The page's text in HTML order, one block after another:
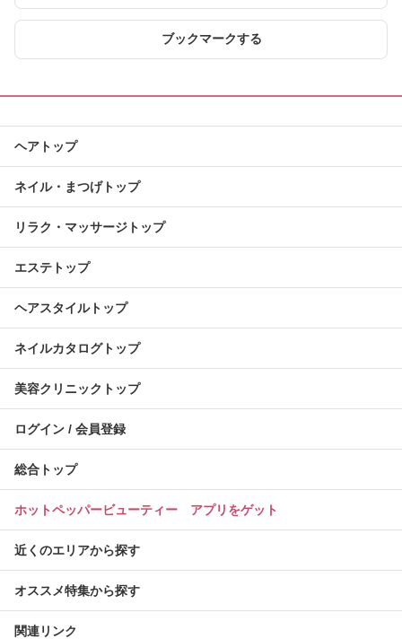
ブックマークする
ヘアトップ
ネイル・まつげトップ
リラク・マッサージトップ
エステトップ
ヘアスタイルトップ
ネイルカタログトップ
美容クリニックトップ
ログイン / 会員登録
総合トップ
ホットペッパービューティー アプリをゲット
近くのエリアから探す
オススメ特集から探す
関連リンク